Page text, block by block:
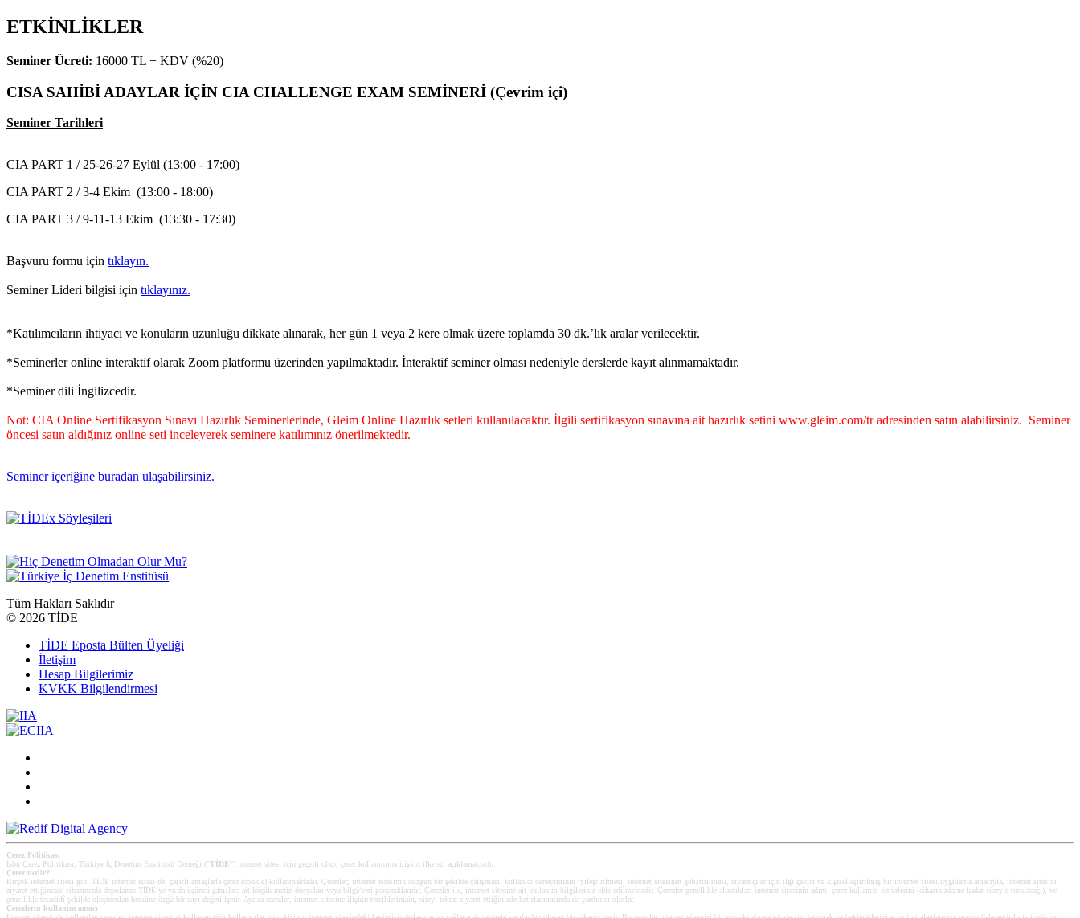
ETKİNLİKLER
Seminer Ücreti: 16000 TL + KDV (%20)
CISA SAHİBİ ADAYLAR İÇİN CIA CHALLENGE EXAM SEMİNERİ (Çevrim içi)
Seminer Tarihleri
CIA PART 1 / 25-26-27 Eylül (13:00 - 17:00)
CIA PART 2 / 3-4 Ekim (13:00 - 18:00)
CIA PART 3 / 9-11-13 Ekim (13:30 - 17:30)
Başvuru formu için tıklayın.
Seminer Lideri bilgisi için tıklayınız.
*Katılımcıların ihtiyacı ve konuların uzunluğu dikkate alınarak, her gün 1 veya 2 kere olmak üzere toplamda 30 dk.’lık aralar verilecektir.
*Seminerler online interaktif olarak Zoom platformu üzerinden yapılmaktadır. İnteraktif seminer olması nedeniyle derslerde kayıt alınmamaktadır.
*Seminer dili İngilizcedir.
Not: CIA Online Sertifikasyon Sınavı Hazırlık Seminerlerinde, Gleim Online Hazırlık setleri kullanılacaktır. İlgili sertifikasyon sınavına ait hazırlık setini www.gleim.com/tr adresinden satın alabilirsiniz. Seminer
öncesi satın aldığınız online seti inceleyerek seminere katılımınız önerilmektedir.
Seminer içeriğine buradan ulaşabilirsiniz.
Tüm Hakları Saklıdır
© 2026 TİDE
TİDE Eposta Bülten Üyeliği
İletişim
Hesap Bilgilerimiz
KVKK Bilgilendirmesi
Çerez Politikası
İşbu Çerez Politikası, Türkiye İç Denetim Enstitüsü Derneği (" TİDE ") internet sitesi için geçerli olup, çerez kullanımına ilişkin ilkeleri açıklamaktadır.
Çerez nedir?
Birçok internet sitesi gibi TİDE internet sitesi de, çeşitli amaçlarla çerez (cookie) kullanmaktadır. Çerezler; internet sitesinin düzgün bir şekilde çalışması, kullanıcı deneyiminin iyileştirilmesi, internet sitesinin geliştirilmesi, ziyaretçiler için ilgi çekici ve kişiselleştirilmiş bir internet sitesi/uygulama amacıyla, internet sitesini
ziyaret ettiğinizde cihazınızda depolanan TİDE’ye ya da üçüncü şahıslara ait küçük metin dosyaları veya bilgi/veri parçacıklarıdır. Çerezler ile, internet sitesine ait kullanım bilgileriniz elde edilmektedir. Çerezler genellikle alındıkları internet sitesinin adını, çerez kullanım ömürlerini (cihazınızda ne kadar süreyle tutulacağı), ve
genellikle tesadüfî şekilde oluşturulan kendine özgü bir sayı değeri içerir. Ayrıca çerezler, internet sitesine ilişkin tercihlerinizin, siteyi tekrar ziyaret ettiğinizde hatırlanmasında da yardımcı olurlar.
Çerezlerin kullanım amacı